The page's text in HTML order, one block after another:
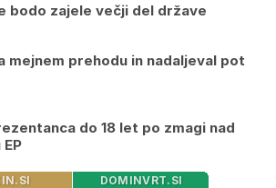
bodo zajele večji del države
mejnem prehodu in nadaljeval pot
do 18 let po zmagi nad
DOMINVRT.SI